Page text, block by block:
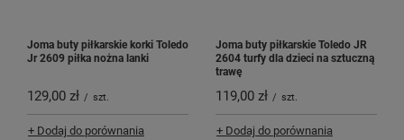
Joma buty piłkarskie korki Toledo
Jr 2609 piłka nożna lanki
129,00 zł / szt.
+ Dodaj do porównania
Joma buty piłkarskie Toledo JR
2604 turfy dla dzieci na sztuczną
trawę
119,00 zł / szt.
+ Dodaj do porównania